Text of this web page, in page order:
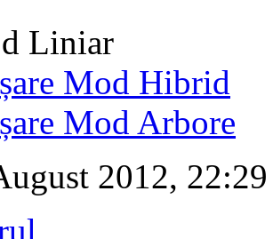
Liniar
Mod Hibrid
Mod Arbore
2012, 22:29